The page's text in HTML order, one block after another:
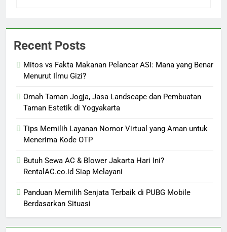
Recent Posts
Mitos vs Fakta Makanan Pelancar ASI: Mana yang Benar
Menurut Ilmu Gizi?
Omah Taman Jogja, Jasa Landscape dan Pembuatan
Taman Estetik di Yogyakarta
Tips Memilih Layanan Nomor Virtual yang Aman untuk
Menerima Kode OTP
Butuh Sewa AC & Blower Jakarta Hari Ini?
RentalAC.co.id Siap Melayani
Panduan Memilih Senjata Terbaik di PUBG Mobile
Berdasarkan Situasi